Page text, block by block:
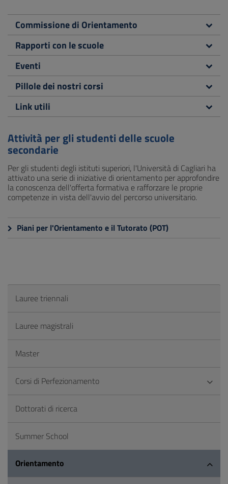
Commissione di Orientamento
Rapporti con le scuole
Eventi
Pillole dei nostri corsi
Link utili
Attività per gli studenti delle scuole
secondarie
Per gli studenti degli istituti superiori, l'Università di Cagliari ha
attivato una serie di iniziative di orientamento per approfondire
la conoscenza dell'offerta formativa e rafforzare le proprie
competenze in vista dell'avvio del percorso universitario.
Piani per l'Orientamento e il Tutorato (POT)
Lauree triennali
Lauree magistrali
Master
Corsi di Perfezionamento
Dottorati di ricerca
Summer School
Orientamento